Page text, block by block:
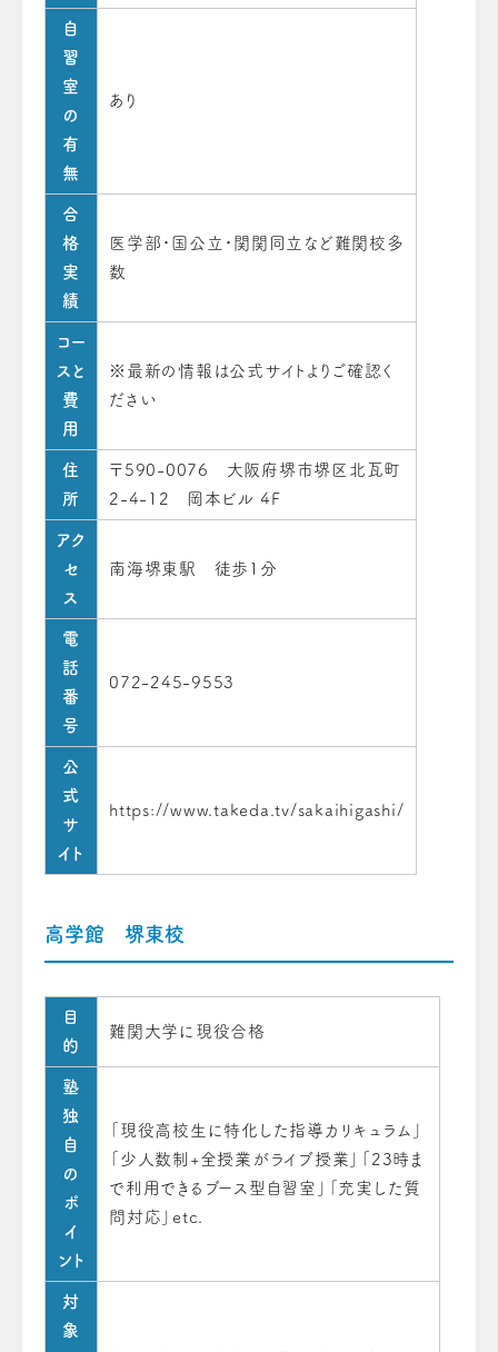
自
習
室
の
有
無
あり
合
格
実
績
医学部・国公立・関関同立など難関校多
数
コー
スと
費
用
※最新の情報は公式サイトよりご確認く
ださい
住
所
〒590-0076 大阪府堺市堺区北瓦町
2-4-12 岡本ビル 4F
アク
セ
ス
南海堺東駅 徒歩1分
電
話
番
号
072-245-9553
公
式
サ
イト
https://www.takeda.tv/sakaihigashi/
高学館 堺東校
目
的
難関大学に現役合格
塾
独
自
の
ポ
イ
ント
「現役高校生に特化した指導カリキュラム」
「少人数制+全授業がライブ授業」「23時ま
で利用できるブース型自習室」「充実した質
問対応」etc.
対
象